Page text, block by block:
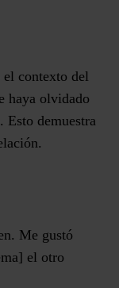
el contexto del
haya olvidado
Esto demuestra
Me gustó
el otro